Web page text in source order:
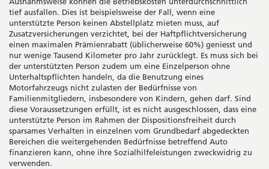
tief ausfallen. Dies ist beispielsweise der Fall, wenn eine
unterstützte Person keinen Abstellplatz mieten muss, auf
Zusatzversicherungen verzichtet, bei der Haftpflichtversicherung
einen maximalen Prämienrabatt (üblicherweise 60%) geniesst und
nur wenige Tausend Kilometer pro Jahr zurücklegt. Es muss sich bei
der unterstützten Person zudem um eine Einzelperson ohne
Unterhaltspflichten handeln, da die Benutzung eines
Motorfahrzeugs nicht zulasten der Bedürfnisse von
Familienmitgliedern, insbesondere von Kindern, gehen darf. Sind
diese Voraussetzungen erfüllt, ist es nicht ausgeschlossen, dass eine
unterstützte Person im Rahmen der Dispositionsfreiheit durch
sparsames Verhalten in einzelnen vom Grundbedarf abgedeckten
Bereichen die weitergehenden Bedürfnisse betreffend Auto
finanzieren kann, ohne ihre Sozialhilfeleistungen zweckwidrig zu
verwenden.